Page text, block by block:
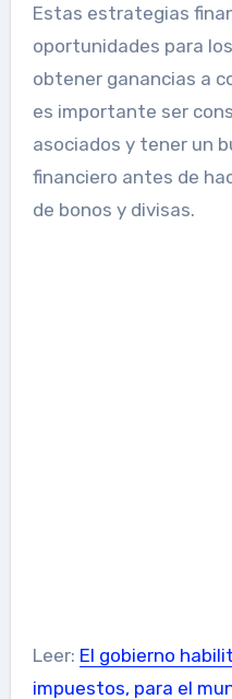
Estas estrategias
oportunidades para
obtener ganancias a
es importante ser
asociados y tener un
financiero antes de
de bonos y divisas.
Leer: El gobierno
impuestos, para el